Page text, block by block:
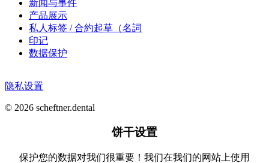
新闻与事件
产品展示
私人标签 / 合約起草（名詞
印记
数据保护
隐私设置
© 2026 scheftner.dental
饼干设置
保护您的数据对我们很重要！我们在我们的网站上使用